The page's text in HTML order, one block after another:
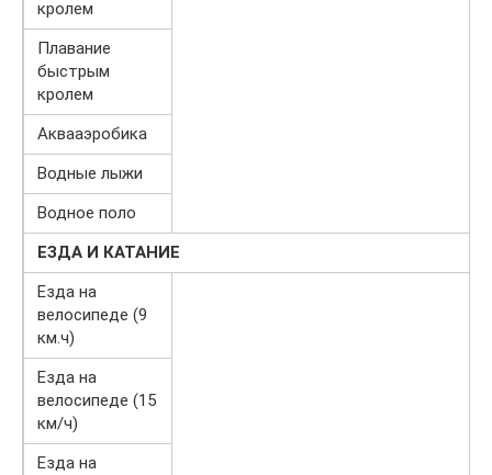
кролем
Плавание
быстрым
кролем
Аквааэробика
Водные лыжи
Водное поло
ЕЗДА И КАТАНИЕ
Езда на
велосипеде (9
км.ч)
Езда на
велосипеде (15
км/ч)
Езда на